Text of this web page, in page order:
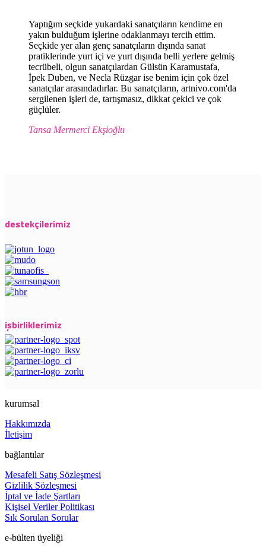
Yaptığım seçkide yukardaki sanatçıların kendime en
yakın bulduğum işlerine odaklanmayı tercih ettim.
Seçkide yer alan genç sanatçıların dışında sanat
pratiklerinde yurt içi ve yurt dışında belli yerlere gelmiş
tecrübeli, olgun sanatçılardan Gülsün Karamustafa,
İpek Duben, ve Necla Rüzgar ise benim için çok özel
sanatçılar arasındadırlar. Bu sanatçıların, artnivo.com'da
sergilenen işleri de, tartışmasız, dikkat çekici ve çok
güçlüler.
Tansa Mermerci Ekşioğlu
destekçilerimiz
işbirliklerimiz
kurumsal
Hakkımızda
İletişim
bağlantılar
Mesafeli Satış Sözleşmesi
Gizlilik Sözleşmesi
İptal ve İade Şartları
Kişisel Veriler Politikası
Sık Sorulan Sorular
e-bülten üyeliği